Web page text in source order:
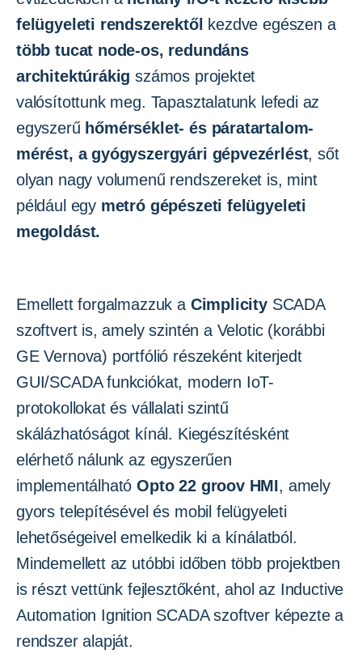
felügyeleti rendszerektől
kezdve egészen a
több tucat node-os, redundáns
architektúrákig számos projektet
valósítottunk meg. Tapasztalatunk lefedi az
egyszerű hőmérséklet- és páratartalom-
mérést, a gyógyszergyári gépvezérlést, sőt
olyan nagy volumenű rendszereket is, mint
például egy metró gépészeti felügyeleti
megoldást.
Emellett forgalmazzuk a CimplicitySCADA
szoftvert is, amely szintén a Velotic (korábbi
GE Vernova) portfólió részeként kiterjedt
GUI/SCADA funkciókat, modern IoT-
protokollokat és vállalati szintű
skálázhatóságot kínál. Kiegészítésként
elérhető nálunk az egyszerűen
implementálhatóOpto 22 groov HMI, amely
gyors telepítésével és mobil felügyeleti
lehetőségeivel emelkedik ki a kínálatból.
Mindemellett az utóbbi időben több projektben
is részt vettünk fejlesztőként, ahol az Inductive
Automation Ignition SCADA szoftver képezte a
rendszer alapját.